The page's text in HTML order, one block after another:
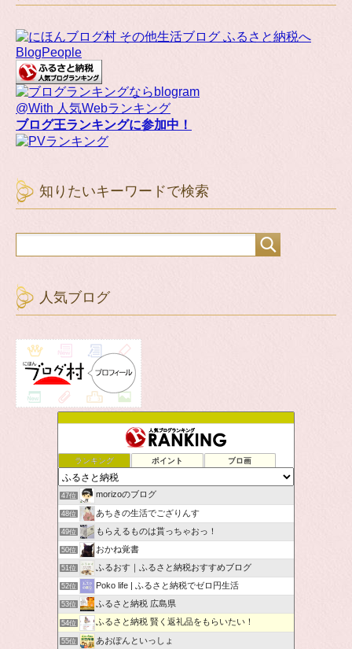
BlogPeople
@With 人気Webランキング
ブログ王ランキングに参加中！
知りたいキーワードで検索
人気ブログ
ランキング ポイント ブロ画
47位 morizoのブログ
48位 あちきの生活でござりんす
49位 もらえるものは貰っちゃおっ！
50位 おかね覚書
51位 ふるおす｜ふるさと納税おすすめブログ
52位 Poko life | ふるさと納税でゼロ円生活
53位 ふるさと納税 広島県
54位 ふるさと納税 賢く返礼品をもらいたい！
55位 あおぽんといっしょ